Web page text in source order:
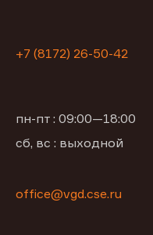
+7 (8172) 26-50-42
пн-пт : 09:00—18:00
сб, вс : выходной
office@vgd.cse.ru